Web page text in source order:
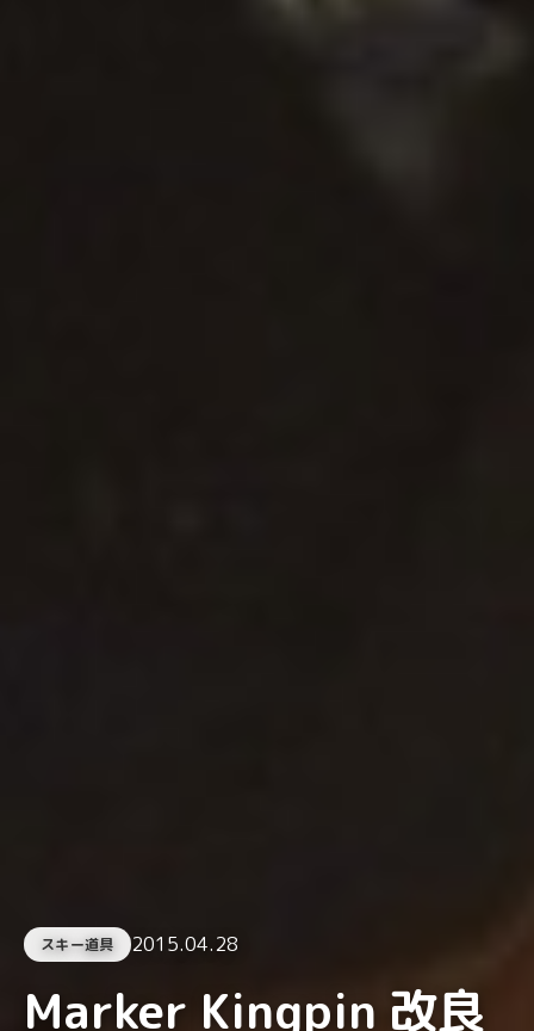
スキー道具 2015.04.28
Marker Kingpin 改良